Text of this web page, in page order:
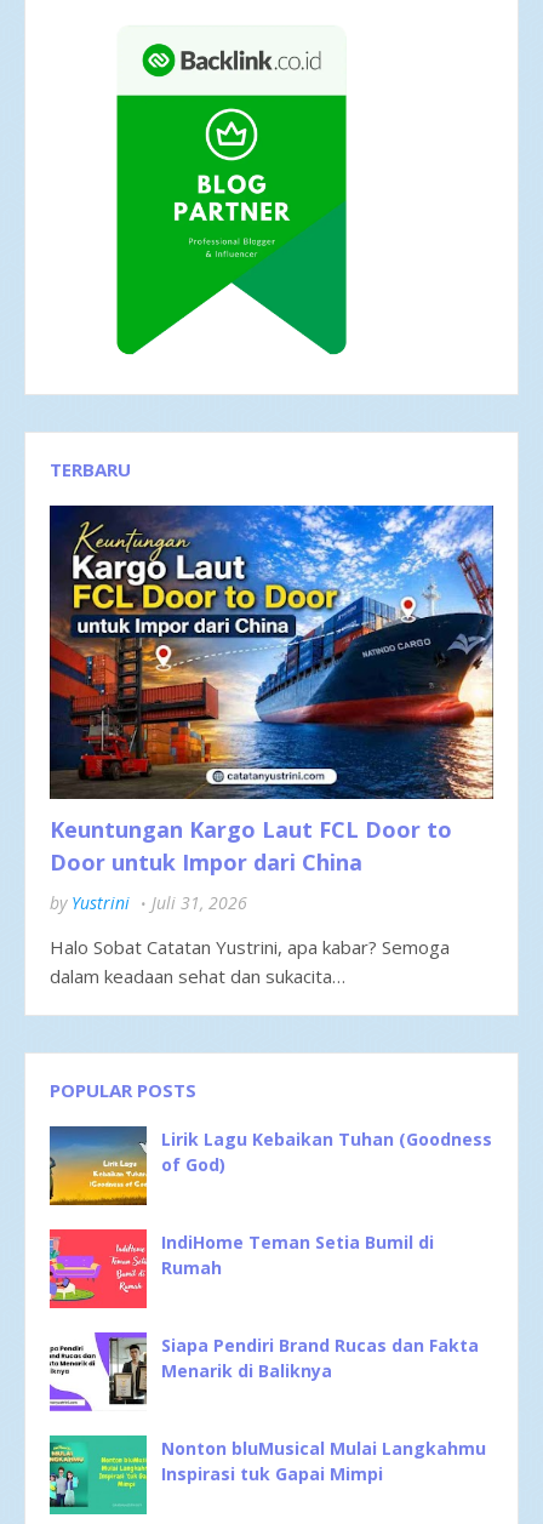
TERBARU
Keuntungan Kargo Laut FCL Door to
Door untuk Impor dari China
by Yustrini Juli 31, 2026
Halo Sobat Catatan Yustrini, apa kabar? Semoga
dalam keadaan sehat dan sukacita…
POPULAR POSTS
Lirik Lagu Kebaikan Tuhan (Goodness
of God)
IndiHome Teman Setia Bumil di
Rumah
Siapa Pendiri Brand Rucas dan Fakta
Menarik di Baliknya
Nonton bluMusical Mulai Langkahmu
Inspirasi tuk Gapai Mimpi